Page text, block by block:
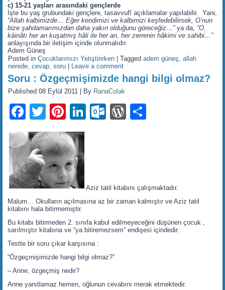
c) 15-21 yaşları arasındaki gençlerde
İşte bu yaş grubundaki gençlere, tasavvufî açıklamalar yapılabilir. Yani,
“Allah kalbimizde… Eğer kendimizi ve kalbimizi keşfedebilirsek, O’nun
bize şahdamarımızdan daha yakın olduğunu göreceğiz…”ya da, “O,
kâinâtı her an kuşatmış hâli ile her an, her zerrenin hâkimi ve sahibi…”
anlayışında bir iletişim içinde olunmalıdır.
Adem Güneş
Posted in Çocuklarımızı Yetiştirirken |Tagged adem güneş,allah
nerede,cevap,soru Leave a comment
Soru : Özgeçmişimizde hangi bilgi olmaz?
Published 08 Eylül 2011 By RanaColak
Facebook
TwitterPinterest
LinkedIn
Outlook.com
WordPress
Aziz tatil kitabını çalışmaktadır.
Malum… Okulların açılmasına az bir zaman kalmıştır ve Aziz tatil
kitabını hala bitirmemiştir.
Bu kitabı bitirmeden 2. sınıfa kabul edilmeyeceğini düşünen çocuk ,
sarılmıştır kitabına ve “ya bitiremezsem” endişesi içindedir.
Testte bir soru çıkar karşısına :
“Özgeçmişimizde hangi bilgi olmaz?”
– Anne, özgeçmiş nedir?
Anne yanıtlamaz hemen, oğlunun cevabını merak etmektedir.